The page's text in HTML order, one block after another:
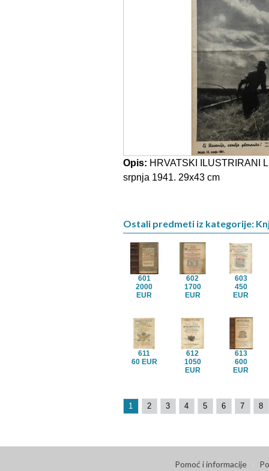
Opis: HRVATSKI ILUSTRIRANI
srpnja 1941. 29x43 cm
Ostali predmeti iz kategorije:
601
2000
EUR
602
1700
EUR
603
450
EUR
611
60 EUR
612
1050
EUR
613
600
EUR
1 2 3 4 5 6 7 8
Pomoć i informacije